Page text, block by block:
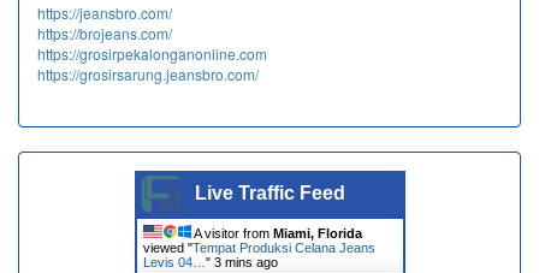
https://jeansbro.com/
https://brojeans.com/
https://grosirpekalonganonline.com
https://grosirsarung.jeansbro.com/
Live Traffic Feed
A visitor from Miami, Florida
viewed "Tempat Produksi Celana Jeans
Levis 04… " 3 mins ago